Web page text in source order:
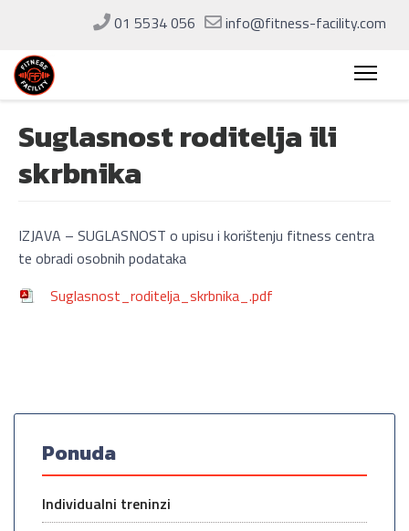
01 5534 056 info@fitness-facility.com
Suglasnost roditelja ili
skrbnika
IZJAVA – SUGLASNOST o upisu i korištenju fitness centra
te obradi osobnih podataka
Suglasnost_roditelja_skrbnika_.pdf
Ponuda
Individualni treninzi